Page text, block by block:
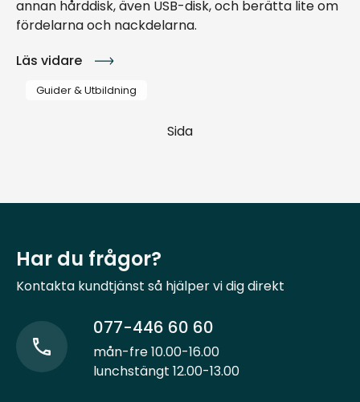
annan hårddisk, även USB-disk, och berätta lite om
fördelarna och nackdelarna.
Läs vidare
Guider & Utbildning
Sida
Har du frågor?
Kontakta kundtjänst så hjälper vi dig direkt
077-446 60 60
mån-fre 10.00-16.00
lunchstängt 12.00-13.00